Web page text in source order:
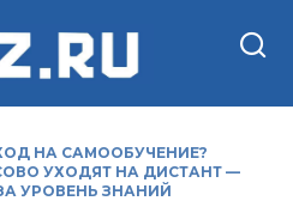
НА САМООБУЧЕНИЕ?
УХОДЯТ НА ДИСТАНТ —
УРОВЕНЬ ЗНАНИЙ